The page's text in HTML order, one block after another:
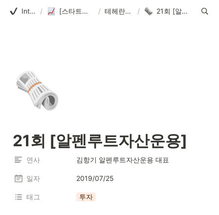
Introduction / [스타트업얼라이언스] 테헤란로펀딩클럽 / 테헤란로펀딩클럽 / 21회 [알펜루트자산운용]
🗞️
21회 [알펜루트자산운용]
연사 김항기 알펜루트자산운용 대표
일자 2019/07/25
태그 투자